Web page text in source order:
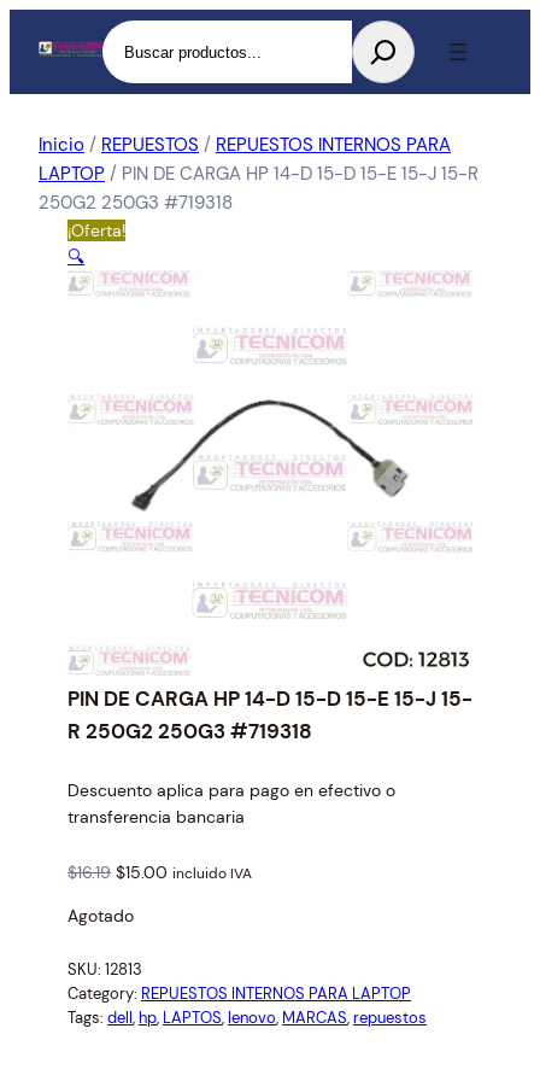
Buscar
Inicio / REPUESTOS / REPUESTOS INTERNOS PARA
LAPTOP / PIN DE CARGA HP 14-D 15-D 15-E 15-J 15-R
250G2 250G3 #719318
¡Oferta!
🔍
PIN DE CARGA HP 14-D 15-D 15-E 15-J 15-
R 250G2 250G3 #719318
Descuento aplica para pago en efectivo o
transferencia bancaria
$16.19 O
i
i
n
a
$15.00 C
n
t
incluido IVA
Agotado
SKU: 12813
Category: REPUESTOS INTERNOS PARA LAPTOP
Tags: dell, hp, LAPTOS, lenovo, MARCAS, repuestos